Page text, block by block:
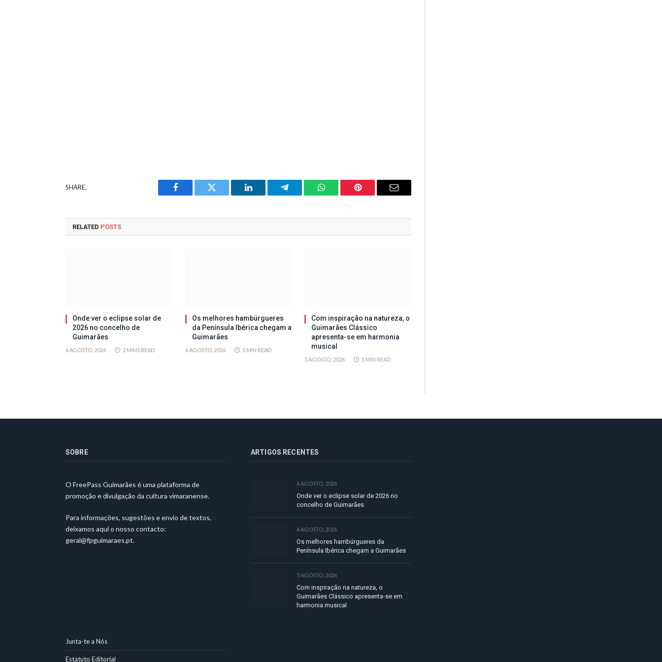
SHARE.
Facebook Twitter LinkedIn Telegram WhatsAppPinterest Email
RELATED POSTS
Onde ver o eclipse solar de
2026 no concelho de
Guimarães
6 AGOSTO, 2026 2 MINS READ
Os melhores hambúrgueres
da Península Ibérica chegam a
Guimarães
6 AGOSTO, 2026 1 MIN READ
Com inspiração na natureza, o
Guimarães Clássico
apresenta-se em harmonia
musical
5 AGOSTO, 2026 1 MIN READ
SOBRE
O FreePass Guimarães é uma plataforma de
promoção e divulgação da cultura vimaranense.
Para informações, sugestões e envio de textos,
deixamos aqui o nosso contacto:
geral@fpguimaraes.pt.
ARTIGOS RECENTES
6 AGOSTO, 2026
Onde ver o eclipse solar de 2026 no
concelho de Guimarães
6 AGOSTO, 2026
Os melhores hambúrgueres da
Península Ibérica chegam a Guimarães
5 AGOSTO, 2026
Com inspiração na natureza, o
Guimarães Clássico apresenta-se em
harmonia musical
Junta-te a Nós
Estatuto Editorial